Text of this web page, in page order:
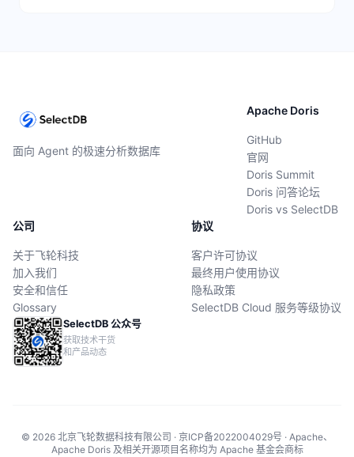
面向 Agent 的极速分析数据库
Apache Doris
GitHub
官网
Doris Summit
Doris 问答论坛
Doris vs SelectDB
公司
关于飞轮科技
加入我们
安全和信任
Glossary
协议
客户许可协议
最终用户使用协议
隐私政策
SelectDB Cloud 服务等级协议
SelectDB 公众号
获取技术干货
和产品动态
© 2026 北京飞轮数据科技有限公司 · 京ICP备2022004029号 · Apache、
Apache Doris 及相关开源项目名称均为 Apache 基金会商标